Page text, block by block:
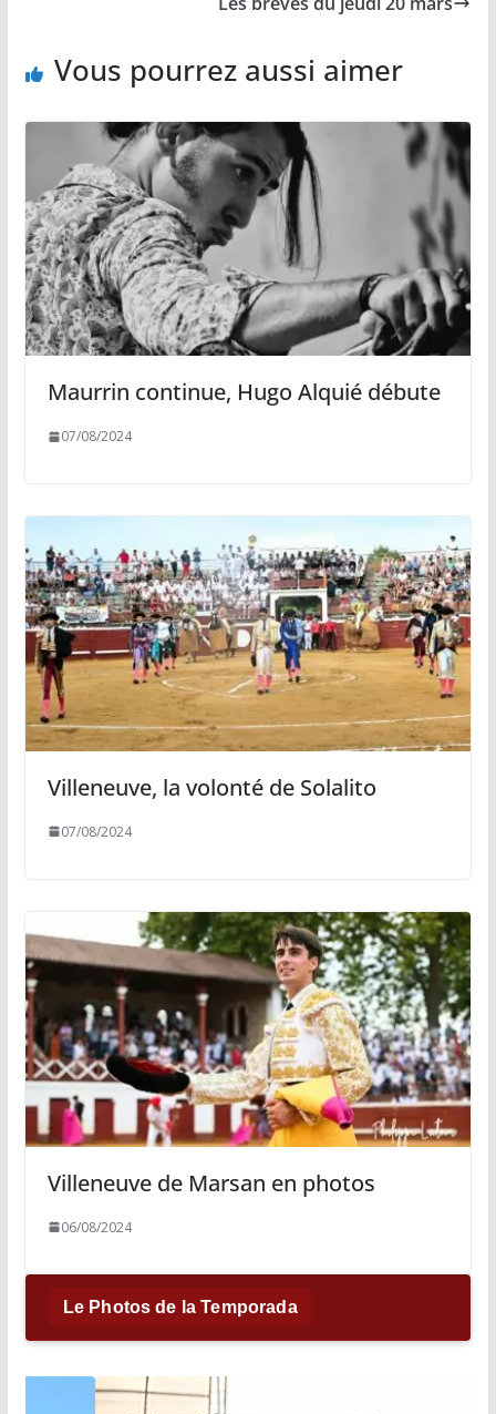
Vous pourrez aussi aimer
Maurrin continue, Hugo Alquié débute
07/08/2024
Villeneuve, la volonté de Solalito
07/08/2024
Villeneuve de Marsan en photos
06/08/2024
Le Photos de la Temporada